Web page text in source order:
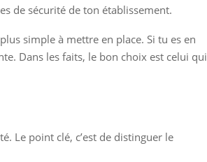
de sécurité de ton établissement.
simple à mettre en place. Si tu es en
Dans les faits, le bon choix est celui qui
Le point clé, c’est de distinguer le